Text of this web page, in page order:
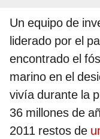
Un equipo de
liderado por el
encontrado el
marino en el
vivía durante la
36 millones de
2011 restos de